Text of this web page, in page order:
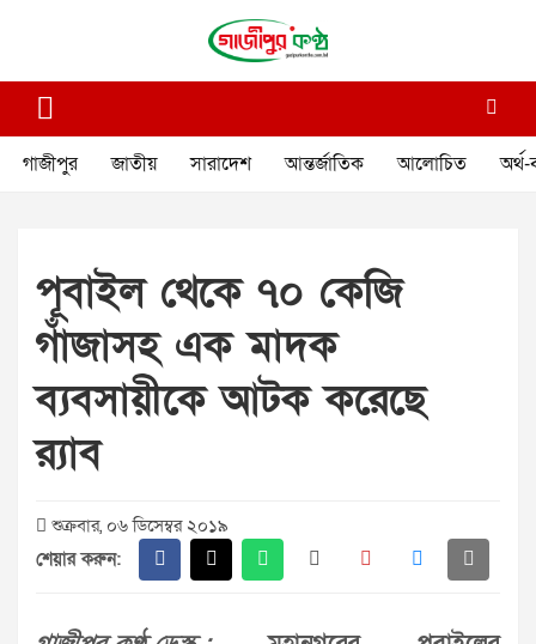
গাজীপুর কণ্ঠ
গাজীপুর জাতীয় সারাদেশ আন্তর্জাতিক আলোচিত অর্থ-
পূবাইল থেকে ৭০ কেজি
গাঁজাসহ এক মাদক
ব্যবসায়ীকে আটক করেছে
র‌্যাব
শুক্রবার, ০৬ ডিসেম্বর ২০১৯
শেয়ার করুন: